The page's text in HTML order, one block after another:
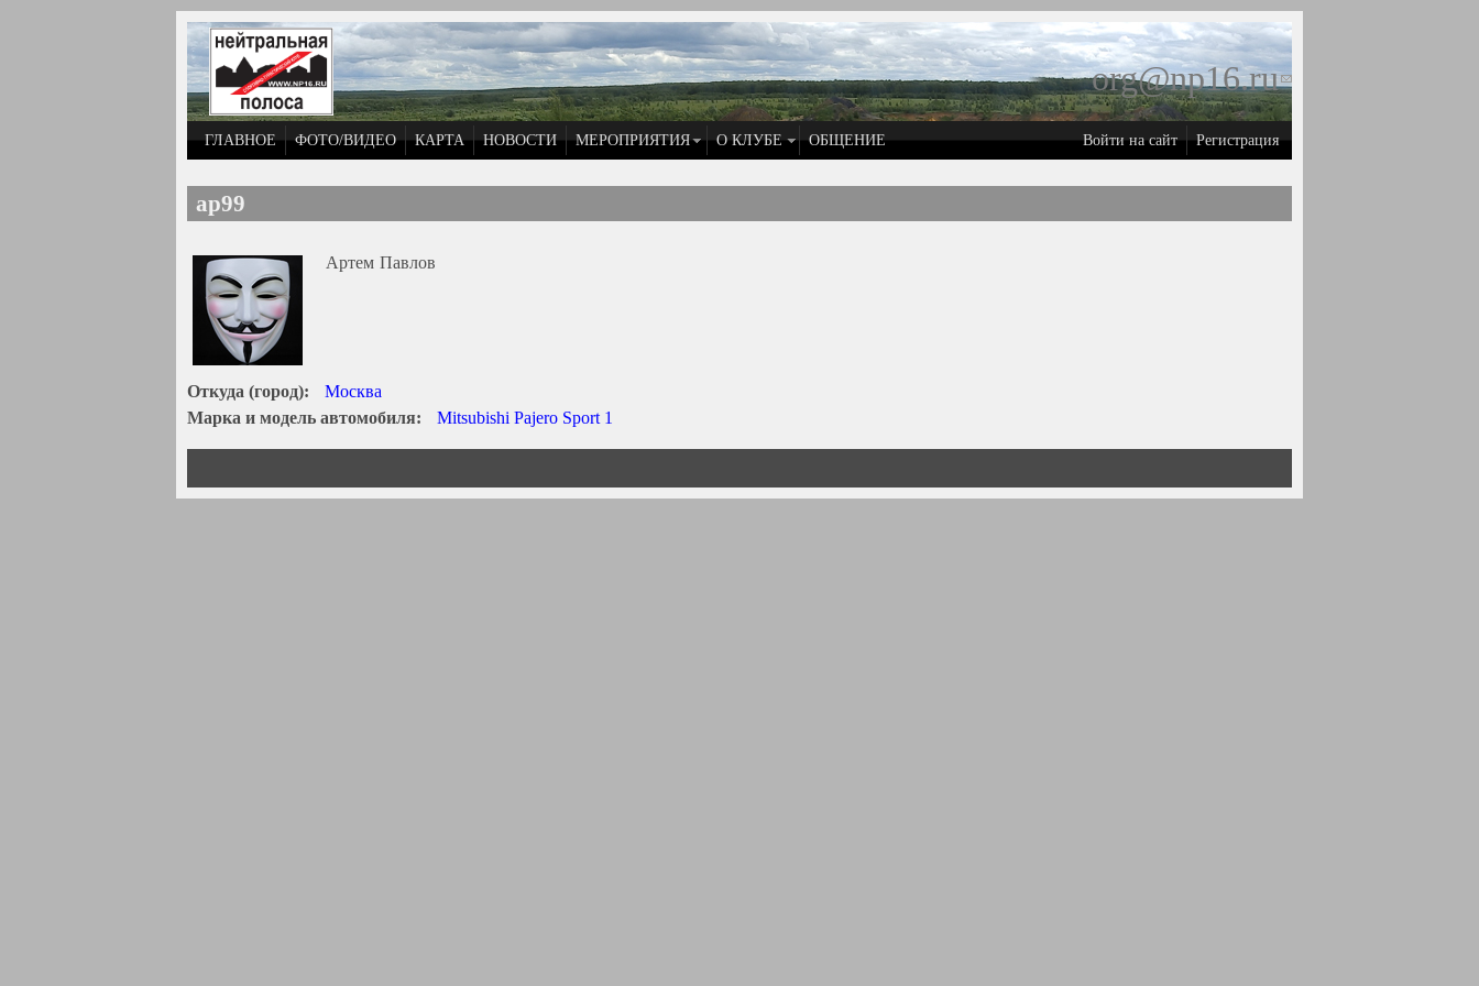
Перейти к основному содержанию
org@np16.ru(ссылка для
отправки
ГЛАВНОЕ ФОТО/ВИДЕО КАРТА НОВОСТИ МЕРОПРИЯТИЯ О КЛУБЕ ОБЩЕНИЕ Войти на сайт Регистрация
ap99
Артем Павлов
Откуда (город):
Москва
Марка и модель автомобиля:
Mitsubishi Pajero Sport 1